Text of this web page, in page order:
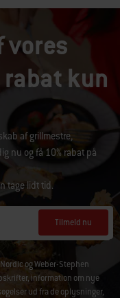
vores
kun
af grillmestre,
nu og få 10% rabat på
tage lidt tid.
Tilmeld nu
og Weber-Stephen
information om nye
ud fra de oplysninger,